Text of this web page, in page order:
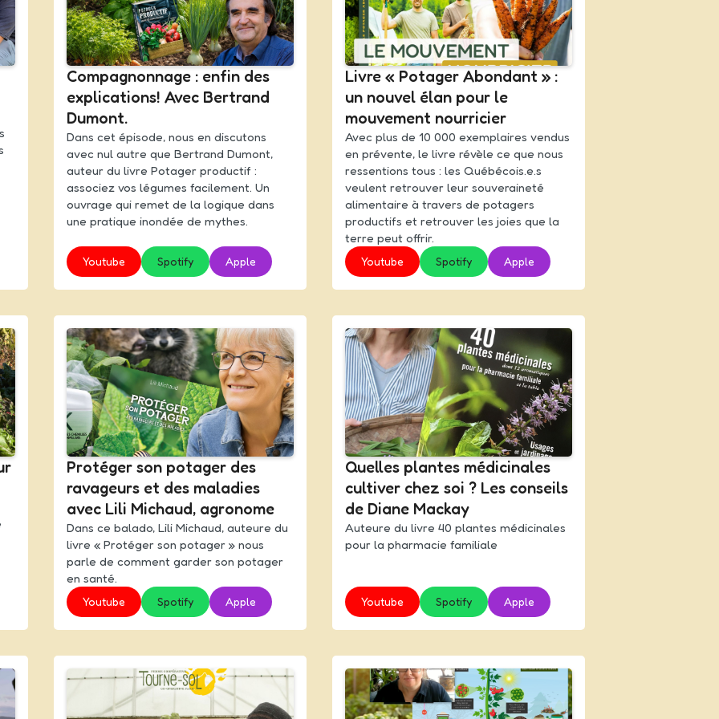
Compagnonnage : enfin des
explications! Avec Bertrand
Dumont.
Dans cet épisode, nous en discutons
avec nul autre que Bertrand Dumont,
auteur du livre Potager productif :
associez vos légumes facilement. Un
ouvrage qui remet de la logique dans
une pratique inondée de mythes.
Youtube Spotify Apple
Livre « Potager Abondant » :
un nouvel élan pour le
mouvement nourricier
Avec plus de 10 000 exemplaires vendus
en prévente, le livre révèle ce que nous
ressentions tous : les Québécois.e.s
veulent retrouver leur souveraineté
alimentaire à travers de potagers
productifs et retrouver les joies que la
terre peut offrir.
Youtube Spotify Apple
Protéger son potager des
ravageurs et des maladies
avec Lili Michaud, agronome
Dans ce balado, Lili Michaud, auteure du
livre « Protéger son potager » nous
parle de comment garder son potager
en santé.
Youtube Spotify Apple
Quelles plantes médicinales
cultiver chez soi ? Les conseils
de Diane Mackay
Auteure du livre 40 plantes médicinales
pour la pharmacie familiale
Youtube Spotify Apple